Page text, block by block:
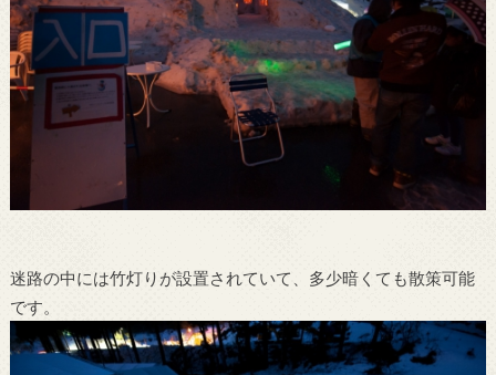
迷路の中には竹灯りが設置されていて、多少暗くても散策可能
です。